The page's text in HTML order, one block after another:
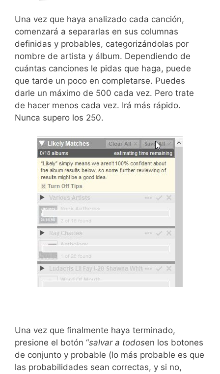
Una vez que haya analizado cada canción,
comenzará a separarlas en sus columnas
definidas y probables, categorizándolas por
nombre de artista y álbum. Dependiendo de
cuántas canciones le pidas que haga, puede
que tarde un poco en completarse. Puedes
darle un máximo de 500 cada vez. Pero trate
de hacer menos cada vez. Irá más rápido.
Nunca supero los 250.
Una vez que finalmente haya terminado,
presione el botón “salvar a todosen los botones
de conjunto y probable (lo más probable es que
las probabilidades sean correctas, y si no,